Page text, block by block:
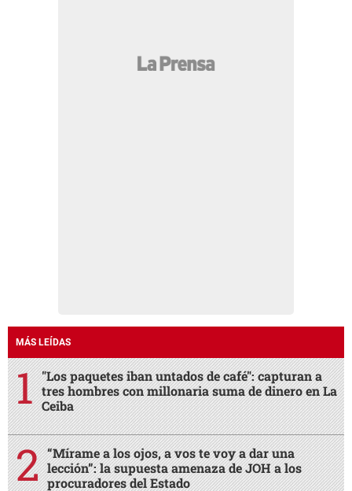
MÁS LEÍDAS
"Los paquetes iban untados de café": capturan a
tres hombres con millonaria suma de dinero en La
Ceiba
“Mírame a los ojos, a vos te voy a dar una
lección”: la supuesta amenaza de JOH a los
procuradores del Estado